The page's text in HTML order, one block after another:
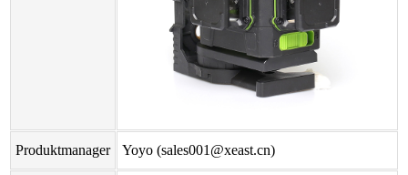
Produktmanager Yoyo (sales001@xeast.cn)